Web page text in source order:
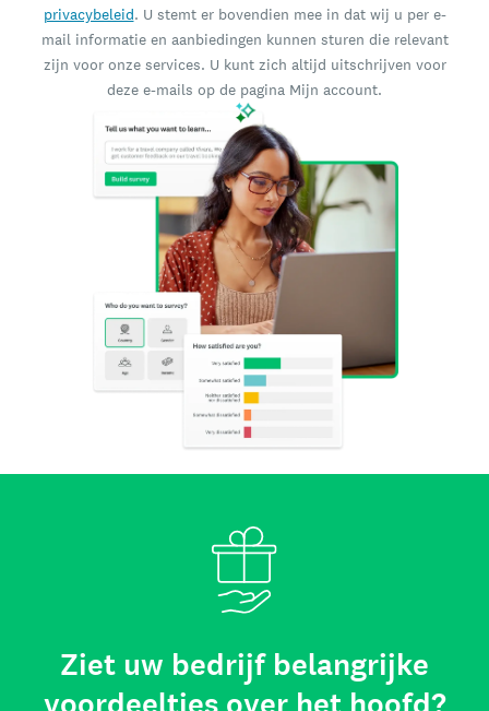
privacybeleid. U stemt er bovendien mee in dat wij u per e-
mail informatie en aanbiedingen kunnen sturen die relevant
zijn voor onze services. U kunt zich altijd uitschrijven voor
deze e-mails op de pagina Mijn account.
Ziet uw bedrijf belangrijke